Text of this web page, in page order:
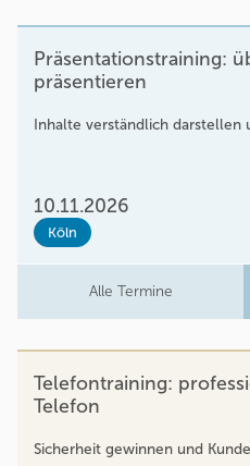
Präsentationstraining:
präsentieren
Inhalte verständlich darstellen
10.11.2026
Köln
Alle Termine
Telefontraining:
Telefon
Sicherheit gewinnen und